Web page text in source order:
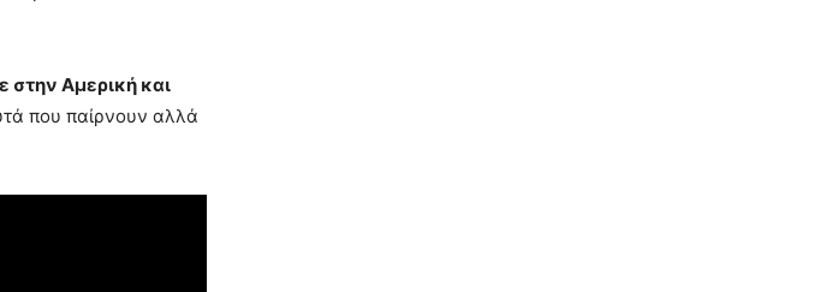
στην Αμερική και
που παίρνουν αλλά